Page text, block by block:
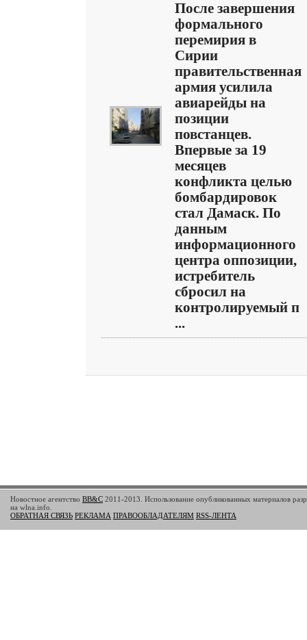
После завершения
формального
перемирия в
Сирии
правительственная
армия усилила
авиарейды на
позиции
повстанцев.
Впервые за 19
месяцев
конфликта целью
бомбардировок
стал Дамаск. По
данным
информационного
центра оппозиции,
истребитель
сбросил на
контролируемый п
...
Новостное агентство BB&C 2011-2013. Использование опубликованных материалов
на wlna.info.
ОБРАТНАЯ СВЯЗЬ РЕКЛАМА ПРАВООБЛАДАТЕЛЯМ RSS-ЛЕНТА